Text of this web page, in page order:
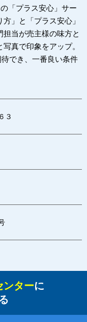
「プラス安心」サー
」と「プラス安心」
当が売主様の味方と
真で印象をアップ。
でき、一番良い条件
３
ンターに